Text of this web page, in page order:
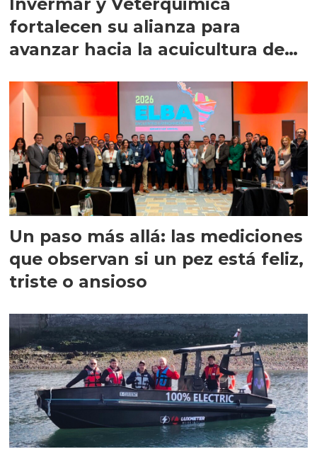
Invermar y Veterquimica
fortalecen su alianza para
avanzar hacia la acuicultura de
Un paso más allá: las mediciones
que observan si un pez está feliz,
triste o ansioso